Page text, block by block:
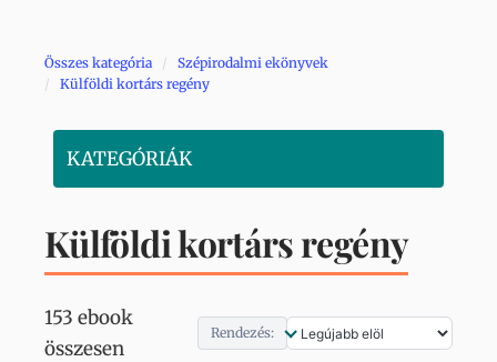
Összes kategória
Szépirodalmi ekönyvek
Külföldi kortárs regény
KATEGÓRIÁK
Külföldi kortárs regény
153 ebook
összesen
Rendezés: